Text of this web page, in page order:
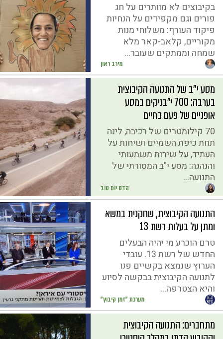
מירב ראון
בקיבוצים לא מוותרים על חג
פורים וגם מקפידים על הנחיות
פיקוד העורף: משלוחי מנות
מקוריים, קלאב-קאר מלא
שמחה וממתקים שעובר...
הדס יום טוב
מסע י"ב של התנועה הקיבוצית
בערבה: 700 י"בניקים במסע
אופניים של פעם בחיים
70 קילומטרים של רכיבה, לינה
תחת כיפת השמיים ושיחות על
העתיד, על שירות משמעותי
והנהגה: מסע י"ב המסורתי של
התנועה...
מערכת "זמן קיבוץ"
התנועה הקיבוצית, שחקנית במשא
ומתן על בעלות רשת 13
טרם הוכרע מי יהיה הבעלים
החדש של רשת 13. עובדי
הערוץ שנמצא בקשיים פנו
לתנועה הקיבוצית בבקשה לסיוע
והיא הצטרפה...
מתחברים: התנועה הקיבוצית